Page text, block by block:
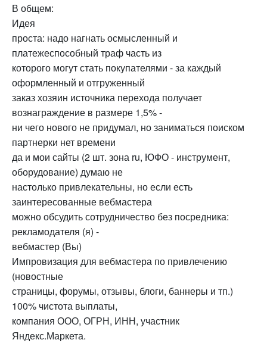
В общем:
Идея
проста: надо нагнать осмысленный и
платежеспособный траф часть из
которого могут стать покупателями - за каждый
оформленный и отгруженный
заказ хозяин источника перехода получает
вознаграждение в размере 1,5% -
ни чего нового не придумал, но заниматься поиском
партнерки нет времени
да и мои сайты (2 шт. зона ru, ЮФО - инструмент,
оборудование) думаю не
настолько привлекательны, но если есть
заинтересованные вебмастера
можно обсудить сотрудничество без посредника:
рекламодателя (я) -
вебмастер (Вы)
Импровизация для вебмастера по привлечению
(новостные
страницы, форумы, отзывы, блоги, баннеры и тп.)
100% чистота выплаты,
компания ООО, ОГРН, ИНН, участник
Яндекс.Маркета.